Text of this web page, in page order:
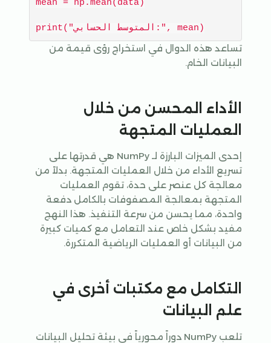
mean = np.mean(data)
تساعد هذه الدوال في استخراج رؤى قيمة من
البيانات الخام.
الأداء المحسن من خلال
العمليات المتجهة
إحدى الميزات البارزة لـ NumPy هي قدرتها على
تسريع الأداء من خلال العمليات المتجهة. بدلاً من
معالجة كل عنصر على حدة، تقوم العمليات
المتجهة بمعالجة المصفوفات بالكامل دفعة
واحدة، مما يحسن من سرعة التنفيذ. هذا النهج
مفيد بشكل خاص عند التعامل مع كميات كبيرة
من البيانات أو العمليات الرياضية المتكررة.
التكامل مع مكتبات أخرى في
علم البيانات
تلعب NumPy دوراً محورياً في بيئة تحليل البيانات